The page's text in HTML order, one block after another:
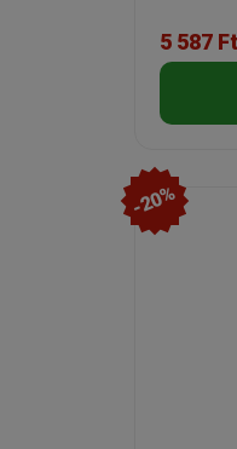
5 587 Ft
-20%